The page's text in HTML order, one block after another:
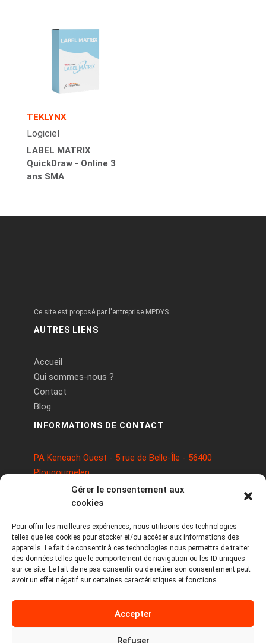
Gérer le consentement aux
cookies
Pour offrir les meilleures expériences, nous utilisons des technologies
telles que les cookies pour stocker et/ou accéder aux informations des
appareils. Le fait de consentir à ces technologies nous permettra de traiter
des données telles que le comportement de navigation ou les ID uniques
sur ce site. Le fait de ne pas consentir ou de retirer son consentement peut
avoir un effet négatif sur certaines caractéristiques et fonctions.
Accepter
Refuser
TEKLYNX
Logiciel
LABEL MATRIX
QuickDraw - Online 3
ans SMA
Ce site est proposé par l'entreprise MPDYS
AUTRES LIENS
Accueil
Qui sommes-nous ?
Contact
Blog
INFORMATIONS DE CONTACT
PA Keneach Ouest - 5 rue de Belle-Île - 56400
Plougoumelen
contact@logiciels-etiquettes.com
09 71 37 25 93
Copyright © 2026 Tous droits réservés -
MPDYS